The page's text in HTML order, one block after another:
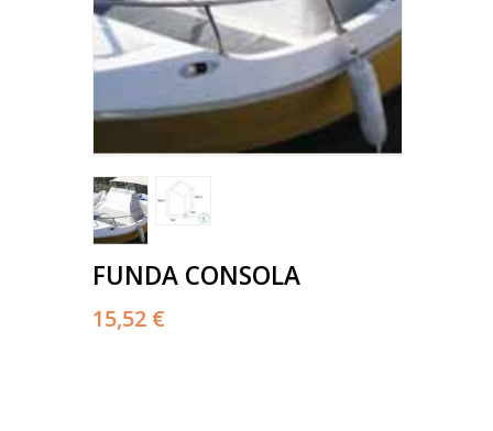
FUNDA CONSOLA
15,52 €